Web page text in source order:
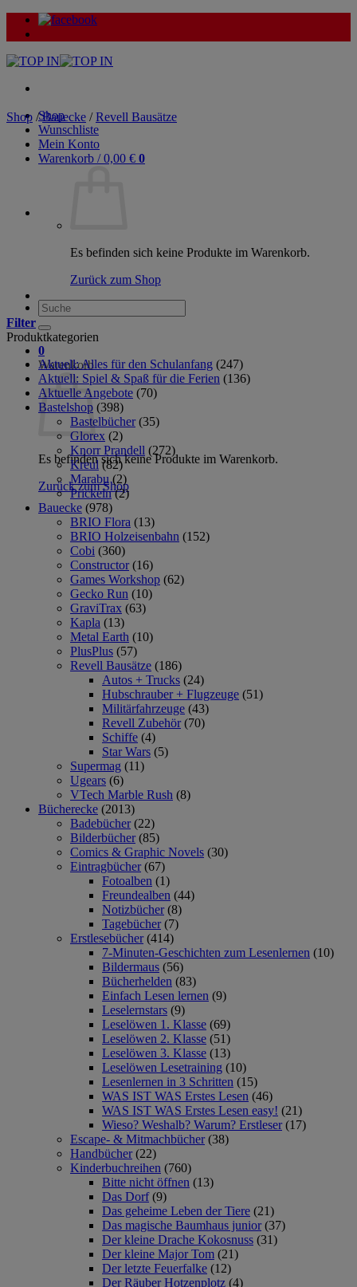
Zum
Inhalt
Shop
Wunschliste
Mein Konto
Warenkorb /0,00 € 0
Es befinden sich keine Produkte im Warenkorb.
Zurück zum Shop
Suche
nach:
0
Warenkorb
Es befinden sich keine Produkte im Warenkorb.
Zurück zum Shop
Shop / Bauecke / Revell Bausätze
Filter
Produktkategorien
Aktuell: Alles für den Schulanfang (247)
Aktuell: Spiel & Spaß für die Ferien (136)
Aktuelle Angebote (70)
Bastelshop (398)
Bastelbücher (35)
Glorex (2)
Knorr Prandell (272)
Kreul (82)
Marabu (2)
Prickeln (2)
Bauecke (978)
BRIO Flora (13)
BRIO Holzeisenbahn (152)
Cobi (360)
Constructor (16)
Games Workshop (62)
Gecko Run (10)
GraviTrax (63)
Kapla (13)
Metal Earth (10)
PlusPlus (57)
Revell Bausätze (186)
Autos + Trucks (24)
Hubschrauber + Flugzeuge (51)
Militärfahrzeuge (43)
Revell Zubehör (70)
Schiffe (4)
Star Wars (5)
Supermag (11)
Ugears (6)
VTech Marble Rush (8)
Bücherecke (2013)
Badebücher (22)
Bilderbücher (85)
Comics & Graphic Novels (30)
Eintragbücher (67)
Fotoalben (1)
Freundealben (44)
Notizbücher (8)
Tagebücher (7)
Erstlesebücher (414)
7-Minuten-Geschichten zum Lesenlernen (10)
Bildermaus (56)
Bücherhelden (83)
Einfach Lesen lernen (9)
Leselernstars (9)
Leselöwen 1. Klasse (69)
Leselöwen 2. Klasse (51)
Leselöwen 3. Klasse (13)
Leselöwen Lesetraining (10)
Lesenlernen in 3 Schritten (15)
WAS IST WAS Erstes Lesen (46)
WAS IST WAS Erstes Lesen easy! (21)
Wieso? Weshalb? Warum? Erstleser (17)
Escape- & Mitmachbücher (38)
Handbücher (22)
Kinderbuchreihen (760)
Bitte nicht öffnen (13)
Das Dorf (9)
Das geheime Leben der Tiere (21)
Das magische Baumhaus junior (37)
Der kleine Drache Kokosnuss (31)
Der kleine Major Tom (21)
Der letzte Feuerfalke (12)
Der Räuber Hotzenplotz (4)